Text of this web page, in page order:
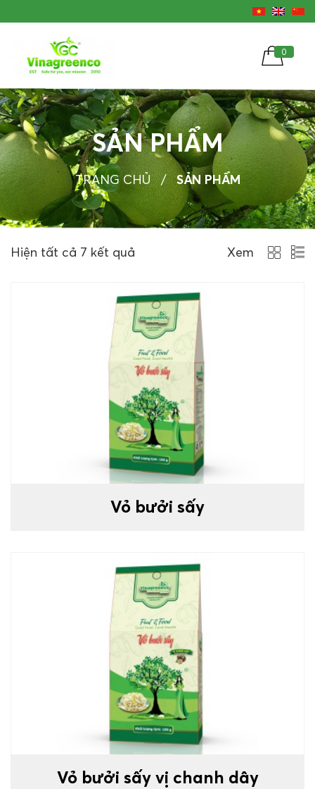
0
SẢN PHẨM
TRANG CHỦ / SẢN PHẨM
Hiện tất cả 7 kết quả Xem
Vỏ bưởi sấy
Vỏ bưởi sấy vị chanh dây